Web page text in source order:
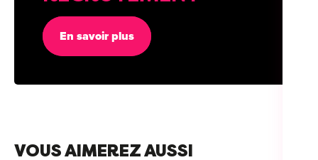
En savoir plus
VOUS AIMEREZ AUSSI